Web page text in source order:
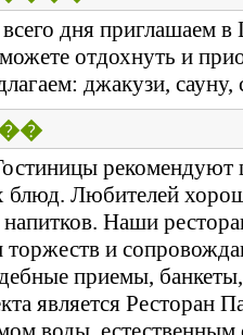
дня приглашаем
отдохнуть и
джакузи,
блюд. Любителей
Наши
торжеств и
приемы,
является Ресторан